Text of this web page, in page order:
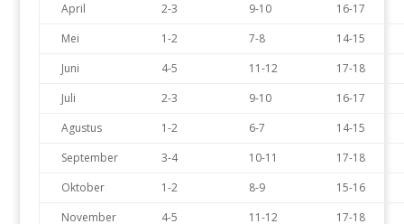
April
2-3 9-10
16-17
Mei
1-2 7-8
14-15
Juni
4-5 11-12
17-18
Juli
2-3 9-10
16-17
Agustus
1-2 6-7
14-15
September
3-4 10-11
17-18
Oktober
1-2 8-9
15-16
November
4-5 11-12
17-18